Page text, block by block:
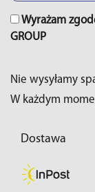
Wyrażam
GROUP
Nie wysyłamy
W każdym
Dostawa